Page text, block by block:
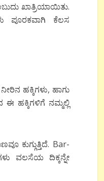
ಖಾತ್ರಿಯಾಯಿತು.
ಪೂರಕವಾಗಿ ಕೆಲಸ
ಹಕ್ಕಿಗಳು, ಹಾಗು
ಈ ಹಕ್ಕಿಗಳಿಗೆ ನಮ್ಮಲ್ಲಿ
ಕುಗ್ಗುತ್ತಿದೆ. Bar-
ವಲಸೆಯ ದಿಕ್ಕನ್ನೇ